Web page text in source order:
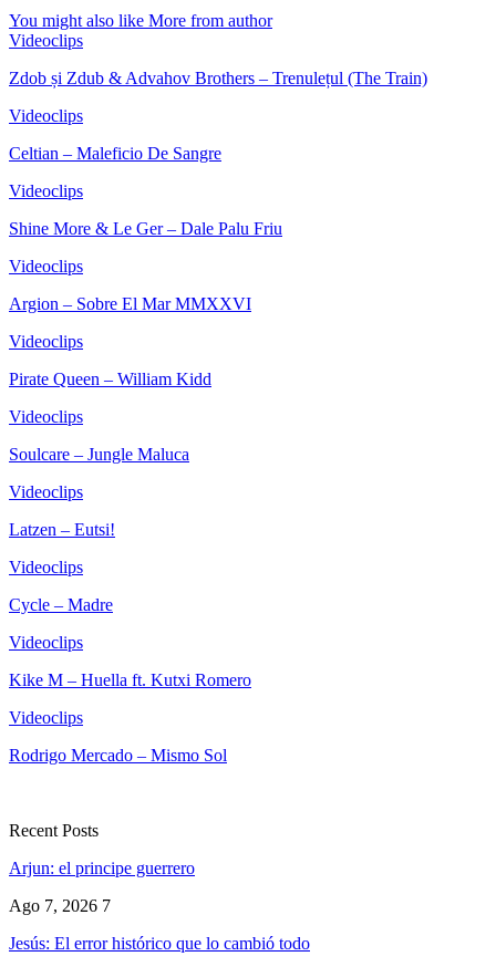
You might also like More from author
Videoclips
Zdob și Zdub & Advahov Brothers – Trenulețul (The Train)
Videoclips
Celtian – Maleficio De Sangre
Videoclips
Shine More & Le Ger – Dale Palu Friu
Videoclips
Argion – Sobre El Mar MMXXVI
Videoclips
Pirate Queen – William Kidd
Videoclips
Soulcare – Jungle Maluca
Videoclips
Latzen – Eutsi!
Videoclips
Cycle – Madre
Videoclips
Kike M – Huella ft. Kutxi Romero
Videoclips
Rodrigo Mercado – Mismo Sol
Recent Posts
Arjun: el principe guerrero
Ago 7, 2026 7
Jesús: El error histórico que lo cambió todo